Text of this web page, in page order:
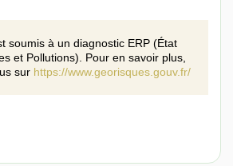
soumis à un diagnostic ERP (État
et Pollutions). Pour en savoir plus,
sur https://www.georisques.gouv.fr/